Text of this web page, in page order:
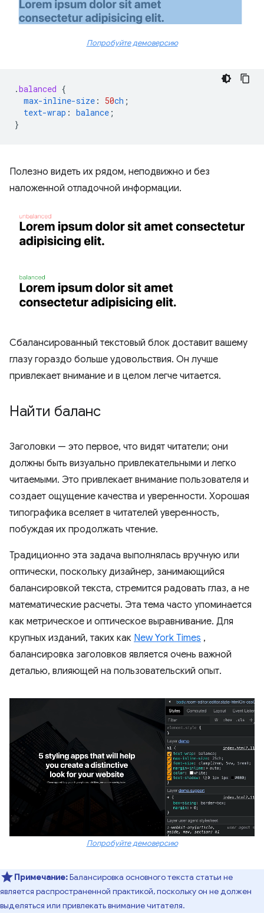
Попробуйте демоверсию
.balanced {
max-inline-size : 50ch ;
text-wrap : balance ;
}
Полезно видеть их рядом, неподвижно и без
наложенной отладочной информации.
Сбалансированный текстовый блок доставит вашему
глазу гораздо больше удовольствия. Он лучше
привлекает внимание и в целом легче читается.
Найти баланс
Заголовки — это первое, что видят читатели; они
должны быть визуально привлекательными и легко
читаемыми. Это привлекает внимание пользователя и
создает ощущение качества и уверенности. Хорошая
типографика вселяет в читателей уверенность,
побуждая их продолжать чтение.
Традиционно эта задача выполнялась вручную или
оптически, поскольку дизайнер, занимающийся
балансировкой текста, стремится радовать глаз, а не
математические расчеты. Эта тема часто упоминается
как метрическое и оптическое выравнивание. Для
крупных изданий, таких как New York Times ,
балансировка заголовков является очень важной
деталью, влияющей на пользовательский опыт.
Попробуйте демоверсию
Примечание:Балансировка основного текста статьи не
является распространенной практикой, поскольку он не должен
выделяться или привлекать внимание читателя.